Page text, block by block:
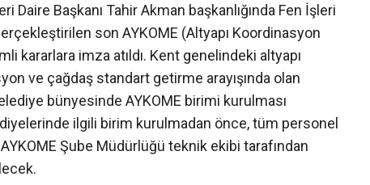
Daire Başkanı Tahir Akman başkanlığında Fen İşleri
son AYKOME (Altyapı Koordinasyon
kararlara imza atıldı. Kent genelindeki altyapı
ve çağdaş standart getirme arayışında olan
bünyesinde AYKOME birimi kurulması
ilgili birim kurulmadan önce, tüm personel
Şube Müdürlüğü teknik ekibi tarafından